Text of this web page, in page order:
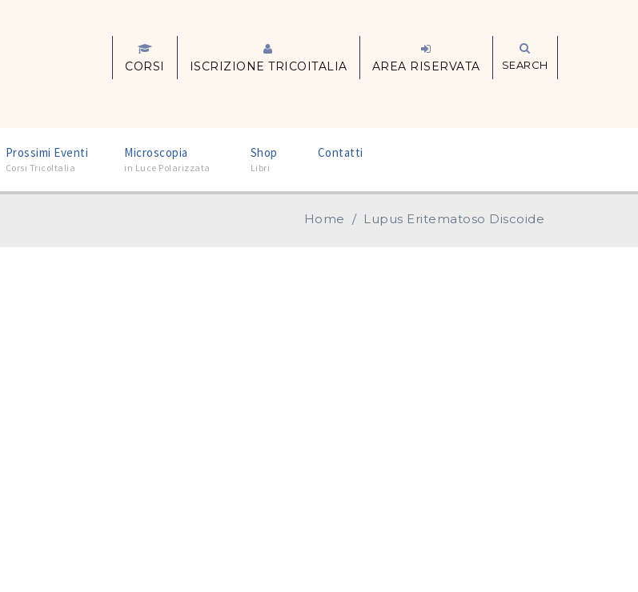
CORSI ISCRIZIONE TRICOITALIA AREA RISERVATA SEARCH
Prossimi Eventi
Corsi TricoItalia
Microscopia
in Luce Polarizzata
Shop
Libri
Contatti
Home / Lupus Eritematoso Discoide